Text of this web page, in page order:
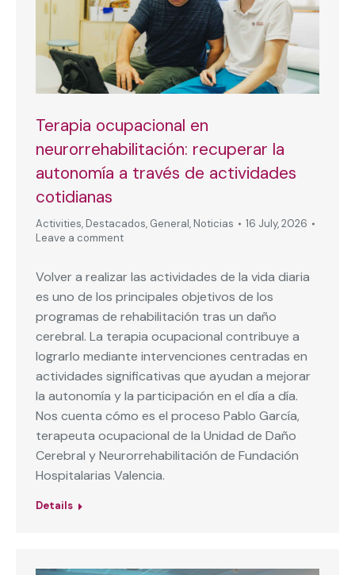
Terapia ocupacional en
neurorrehabilitación: recuperar la
autonomía a través de actividades
cotidianas
Activities, Destacados, General, Noticias
16 July, 2026
Leave a comment
Volver a realizar las actividades de la vida diaria
es uno de los principales objetivos de los
programas de rehabilitación tras un daño
cerebral. La terapia ocupacional contribuye a
lograrlo mediante intervenciones centradas en
actividades significativas que ayudan a mejorar
la autonomía y la participación en el día a día.
Nos cuenta cómo es el proceso Pablo García,
terapeuta ocupacional de la Unidad de Daño
Cerebral y Neurorrehabilitación de Fundación
Hospitalarias Valencia.
Details